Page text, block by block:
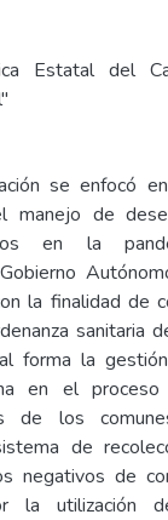
Estatal del
se enfocó
manejo de
en la
la finalidad de
sanitaria
forma la
en el
de los
de
negativos de
la utilización